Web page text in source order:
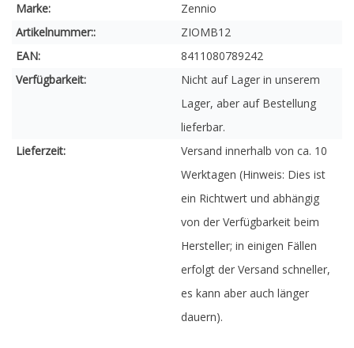
Marke:
Zennio
Artikelnummer::
ZIOMB12
EAN:
8411080789242
Verfügbarkeit:
Nicht auf Lager in unserem
Lager, aber auf Bestellung
lieferbar.
Lieferzeit:
Versand innerhalb von ca. 10
Werktagen (Hinweis: Dies ist
ein Richtwert und abhängig
von der Verfügbarkeit beim
Hersteller; in einigen Fällen
erfolgt der Versand schneller,
es kann aber auch länger
dauern).